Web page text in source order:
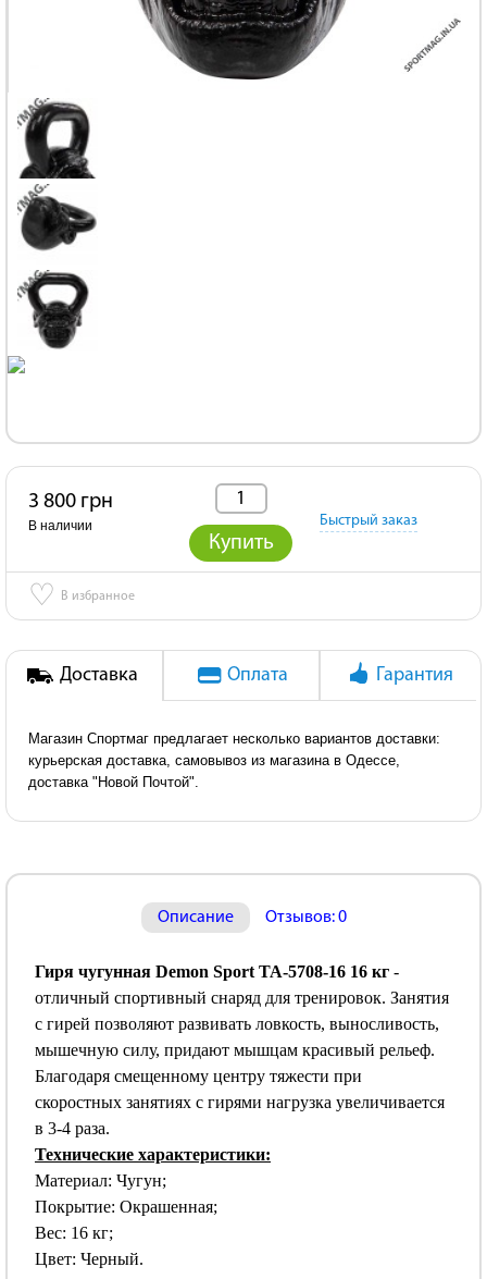
3 800 грн
В наличии
Купить
Быстрый заказ
♡ В избранное
Доставка Оплата Гарантия
Магазин Спортмаг предлагает несколько вариантов доставки:
курьерская доставка, самовывоз из магазина в Одессе,
доставка "Новой Почтой".
Описание Отзывов: 0
Гиря чугунная Demon Sport TA-5708-16 16 кг -
отличный спортивный снаряд для тренировок. Занятия
с гирей позволяют развивать ловкость, выносливость,
мышечную силу, придают мышцам красивый рельеф.
Благодаря смещенному центру тяжести при
скоростных занятиях с гирями нагрузка увеличивается
в 3-4 раза.
Технические характеристики:
Материал: Чугун;
Покрытие: Окрашенная;
Вес: 16 кг;
Цвет: Черный.